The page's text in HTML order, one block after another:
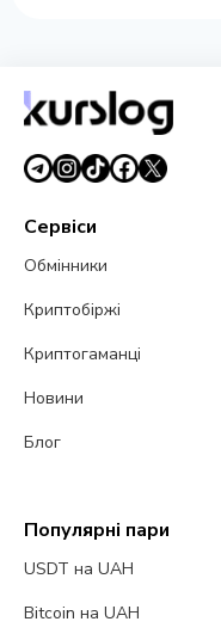
Сервіси
Обмінники
Криптобіржі
Криптогаманці
Новини
Блог
Популярні пари
USDT на UAH
Bitcoin на UAH